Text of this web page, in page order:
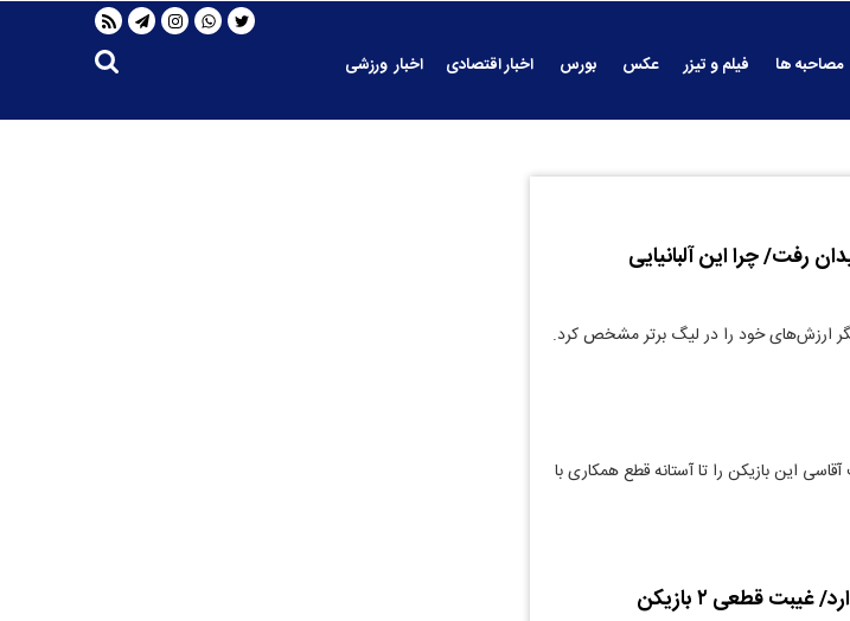
مصاحبه ها فیلم و تیزر عکس بورس اخبار اقتصادی
اخبار ورزشی
میدان رفت/ چرا این آلبانیایی
این بازیکن را تا آستانه قطع همکاری با